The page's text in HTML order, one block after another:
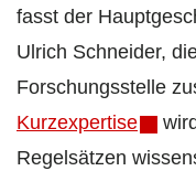
fasst der
Ulrich Schneider,
Forschungsstelle
Kurzexpertise
Regelsätzen